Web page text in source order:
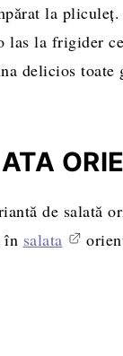
la pliculeț.
las la frigider
delicios toate
de salată
în salata